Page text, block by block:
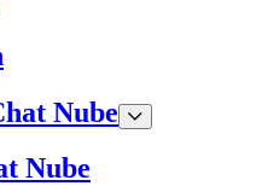
Nube
Nube